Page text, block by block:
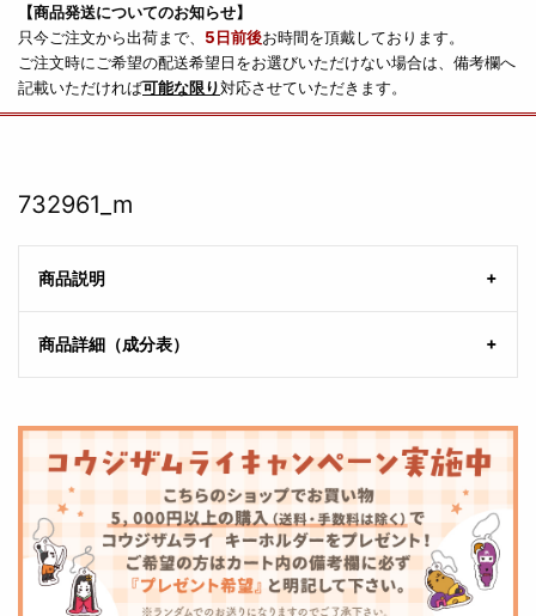
【商品発送についてのお知らせ】
只今ご注文から出荷まで、 5日前後お時間を頂戴しております。
ご注文時にご希望の配送希望日をお選びいただけない場合は、備考欄へ
記載いただければ可能な限り対応させていただきます。
732961_m
商品説明
商品詳細（成分表）